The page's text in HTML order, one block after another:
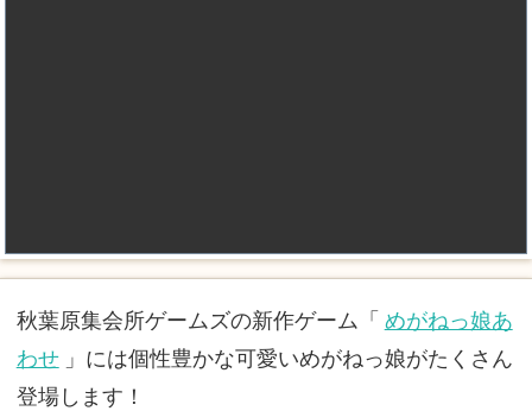
秋葉原集会所ゲームズの新作ゲーム「 めがねっ娘あ
わせ 」には個性豊かな可愛いめがねっ娘がたくさん
登場します！